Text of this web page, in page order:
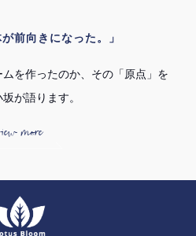
前向きになった。」
を作ったのか、その「原点」を
が語ります。
more